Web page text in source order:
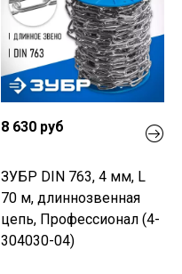
8 630 руб
ЗУБР DIN 763, 4 мм, L
70 м, длиннозвенная
цепь, Профессионал (4-
304030-04)